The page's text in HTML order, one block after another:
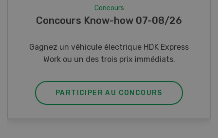
Photo mystère 07-08/26
Gagnez l’un des cinq couteaux de poche LANDI
PARTICIPER AU CONCOURS